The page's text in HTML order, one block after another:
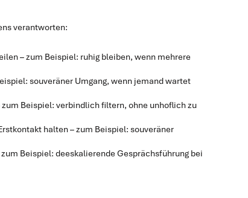
verantworten:
– zum Beispiel: ruhig bleiben, wenn mehrere
souveräner Umgang, wenn jemand wartet
Beispiel: verbindlich filtern, ohne unhoflich zu
halten – zum Beispiel: souveräner
Beispiel: deeskalierende Gesprächsführung bei